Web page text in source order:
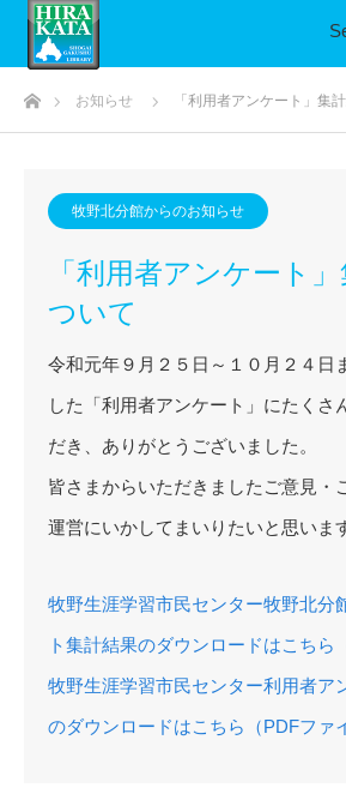
ホームお知らせ 「利用者アンケート」集
牧野北分館からのお知らせ
「利用者アンケート
ついて
令和元年９月２５日～１０月２４日
した「利用者アンケート」にたくさ
だき、ありがとうございました。
皆さまからいただきましたご意見・
運営にいかしてまいりたいと思いま
牧野生涯学習市民センター牧野北分
ト集計結果のダウンロードはこちら
牧野生涯学習市民センター利用者ア
のダウンロードはこちら（PDFファ